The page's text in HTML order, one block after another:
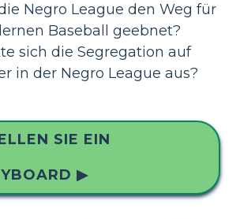
Negro League den Weg für
Baseball geebnet?
sich die Segregation auf
in der Negro League aus?
SIE EIN
▶